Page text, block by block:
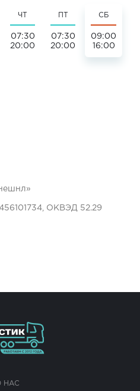
ЧТ
07:30
20:00
07:30
20:00
СБ
09:00
16:00
ОКВЭД 52.29
НАС